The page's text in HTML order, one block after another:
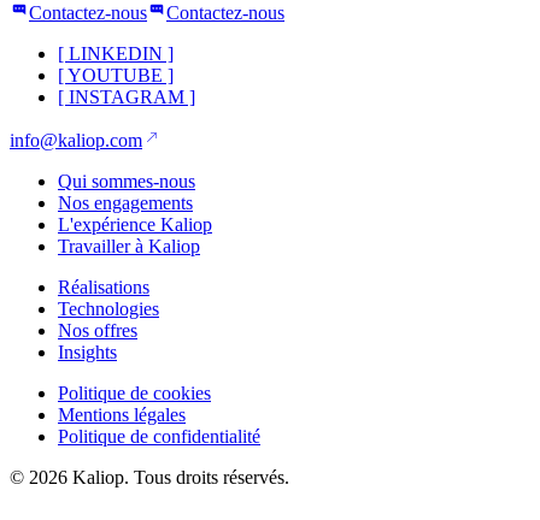
Contactez-nous
Contactez-nous
[ LINKEDIN ]
[YOUTUBE ]
[ INSTAGRAM ]
info@kaliop.com
Qui sommes-nous
Nos engagements
L'expérience Kaliop
Travailler à Kaliop
Réalisations
Technologies
Nos offres
Insights
Politique de cookies
Mentions légales
Politique de confidentialité
© 2026 Kaliop. Tous droits réservés.